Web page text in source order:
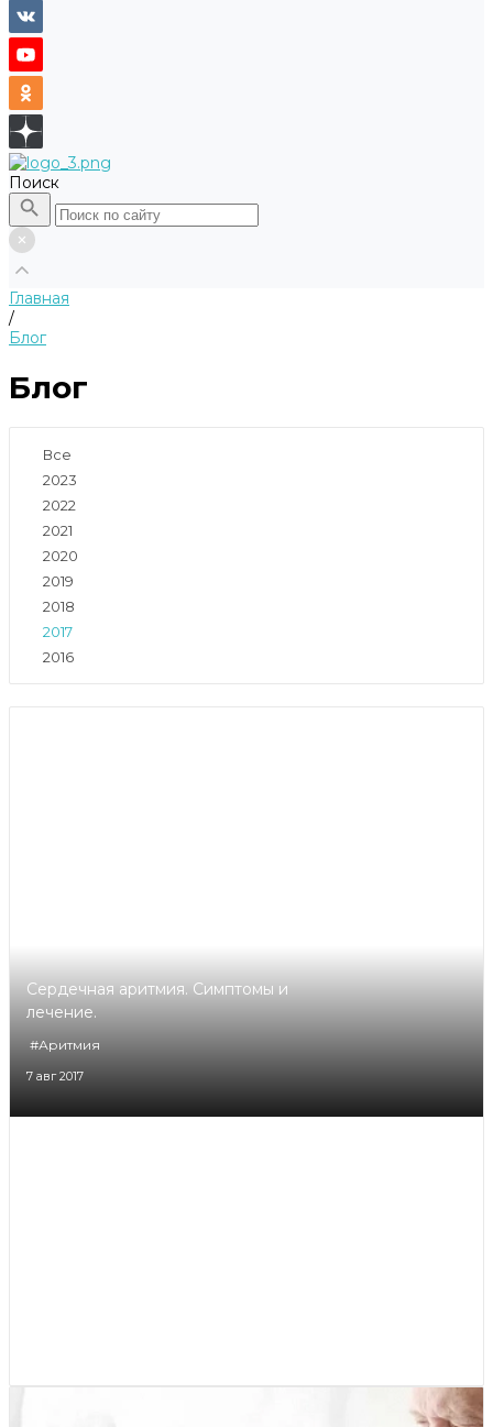
Поиск
Главная
/
Блог
Блог
Все
2023
2022
2021
2020
2019
2018
2017
2016
Сердечная аритмия. Симптомы и
лечение.
#Аритмия
7 авг 2017